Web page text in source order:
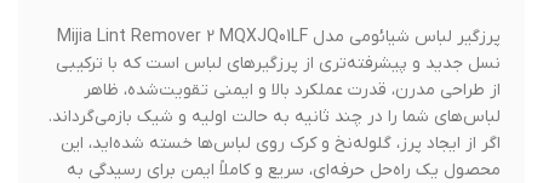
پرزگیر لباس شیائومی مدل Mijia Lint Remover 2 MQXJQ01LF
نسل جدید و پیشرفته‌تری از پرزگیرهای لباس است که با ترکیبی
از طراحی مدرن، قدرت عملکرد بالا و ایمنی تقویت‌شده، ظاهر
لباس‌های شما را در چند ثانیه به حالت اولیه و شیک بازمی‌گرداند.
اگر از ایجاد پرز، گلوله‌نخ و کرک روی لباس‌ها خسته شده‌اید، این
محصول یک راه‌حل حرفه‌ای، سریع و کاملاً ایمن برای رسیدگی به